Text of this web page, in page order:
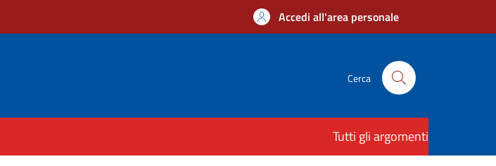
Accedi all'area personale
Cerca
Tutti gli argomenti